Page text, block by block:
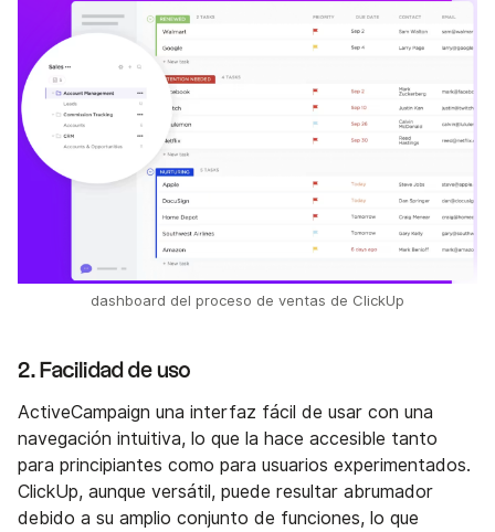
dashboard del proceso de ventas de ClickUp
2. Facilidad de uso
ActiveCampaign una interfaz fácil de usar con una
navegación intuitiva, lo que la hace accesible tanto
para principiantes como para usuarios experimentados.
ClickUp, aunque versátil, puede resultar abrumador
debido a su amplio conjunto de funciones, lo que